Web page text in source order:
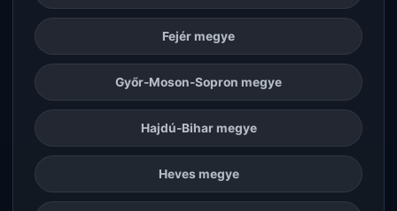
Fejér megye
Győr-Moson-Sopron megye
Hajdú-Bihar megye
Heves megye